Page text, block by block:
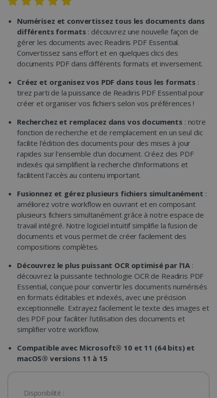
Numérisez et convertissez tous les documents dans
différents formats : découvrez une nouvelle façon de
gérer les documents avec Readiris PDF Essential.
Convertissez sans effort et en quelques clics des
documents PDF dans différents formats et inversement.
Créez et organisez vos PDF dans tous les formats :
tirez parti de la puissance de Readiris PDF Essential pour
créer et organiser vos fichiers selon vos préférences !
Recherchez et remplacez dans vos documents : notre
fonction de recherche et de remplacement en un seul clic
facilite l'édition des documents pour des mises à jour
rapides sur l'ensemble d'un document. Créez des PDF
indexés qui simplifient la recherche d'informations et
facilitent l'accès au contenu important.
Fusionnez et gérez plusieurs fichiers simultanément :
améliorez votre workflow en ouvrant et en composant
plusieurs fichiers simultanément grâce à notre espace de
travail intégré. Notre logiciel intuitif simplifie la fusion de
documents et vous permet de créer facilement des
compositions complètes.
Découvrez le plus puissant OCR optimisé par l'IA :
découvrez la puissante technologie OCR de Readiris PDF
Essential, conçue pour convertir les documents numérisés
en formats éditables et indexés, avec une précision
exceptionnelle. Extrayez facilement le texte des images et
des PDF pour faciliter l'utilisation des documents et
simplifier votre workflow.
Compatible avec Microsoft® 10 et 11 (64 bits) et
macOS® versions 11 à 15
Disponibilité :